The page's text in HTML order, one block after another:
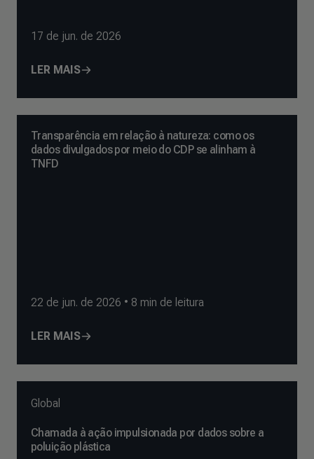
17 de jun. de 2026
LER MAIS
Transparência em relação à natureza: como os
dados divulgados por meio do CDP se alinham à
TNFD
22 de jun. de 2026 • 8 min de leitura
LER MAIS
Global
Chamada à ação impulsionada por dados sobre a
poluição plástica